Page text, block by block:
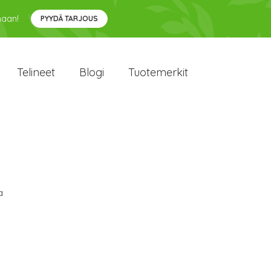
PYYDÄ TARJOUS
Telineet Blogi Tuotemerkit